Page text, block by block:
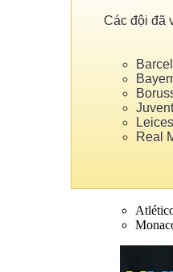
Các đội đã
Real